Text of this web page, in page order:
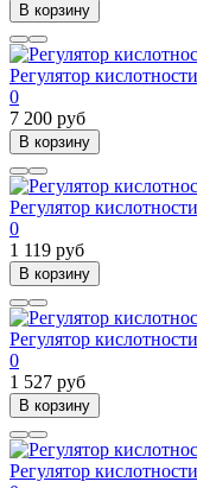
В корзину
Регулятор
0
7 200 руб
В корзину
Регулятор
0
1 119 руб
В корзину
Регулятор
0
1 527 руб
В корзину
Регулятор